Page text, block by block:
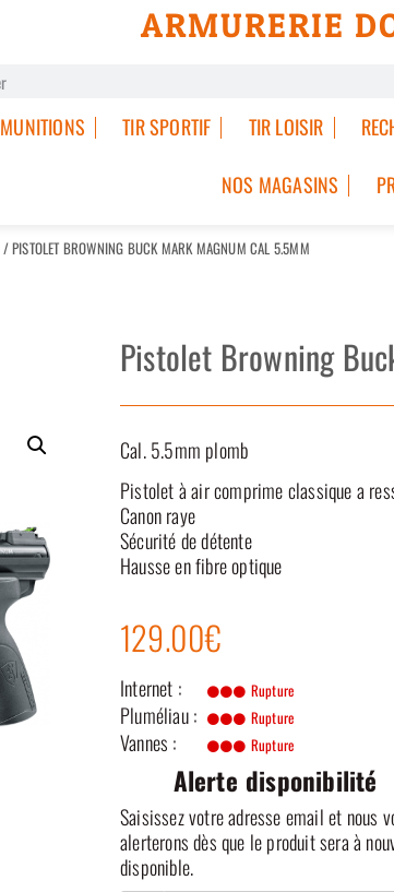
ARMURERIE
MUNITIONS TIR SPORTIF TIR LOISIR
NOS MAGASINS
/ PISTOLET BROWNING BUCK MARK MAGNUM CAL 5.5MM
Pistolet Browning
Cal. 5.5mm plomb
Pistolet à air comprime classique a
Canon raye
Sécurité de détente
Hausse en fibre optique
129.00€
Internet : Rupture
Pluméliau : Rupture
Vannes : Rupture
Alerte disponibilité
Saisissez votre adresse email et nous
alerterons dès que le produit sera à
disponible.